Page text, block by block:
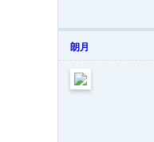
朗月